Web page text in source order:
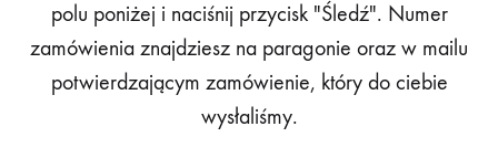
polu poniżej i naciśnij przycisk "Śledź". Numer
zamówienia znajdziesz na paragonie oraz w mailu
potwierdzającym zamówienie, który do ciebie
wysłaliśmy.